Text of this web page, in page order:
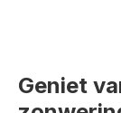
Geniet